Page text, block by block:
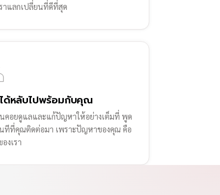
าแลกเปลี่ยนที่ดีที่สุด
ได้หลับไปพร้อมกับคุณ
คอยดูแลและแก้ปัญหาให้อย่างเต็มที่ พูด
ทีที่คุณติดต่อมา เพราะปัญหาของคุณ คือ
งเรา